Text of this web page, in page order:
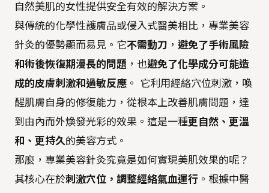
自然美肌的女性提供安全有效的解決方案。
與傳統的化學性護膚品或侵入式醫美相比，專業美容
針灸的優勢顯而易見。它不需動刀 ， 避免了手術風險
和術後恢復期漫長的問題 ，也避免了化學成分可能造
成的皮膚刺激和過敏反應 。 它利用經絡穴位刺激，喚
醒肌膚自身的修復能力，從根本上改善肌膚問題，達
到由內而外煥發光彩的效果。這是一種更自然、更溫
和、更持久的美容方式。
那麼，專業美容針灸究竟是如何實現美肌效果的呢？
其核心在於刺激穴位，調整經絡氣血運行 。根據中醫